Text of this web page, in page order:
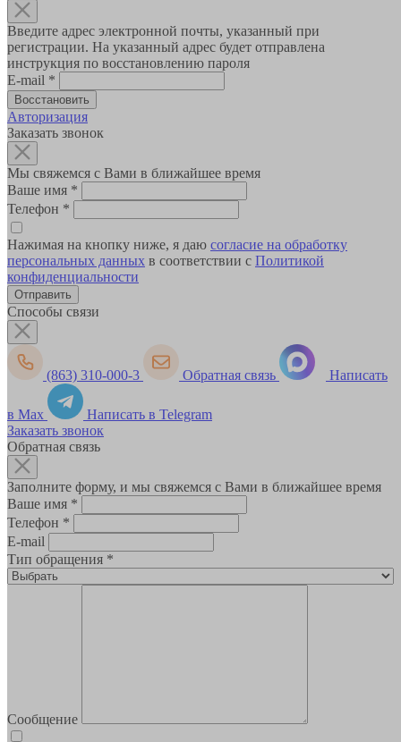
Введите адрес электронной почты, указанный при
регистрации. На указанный адрес будет отправлена
инструкция по восстановлению пароля
E-mail *
Авторизация
Заказать звонок
Мы свяжемся с Вами в ближайшее время
Ваше имя *
Телефон *
Нажимая на кнопку ниже, я даю согласие на обработку
персональных данных в соответствии с Политикой
конфиденциальности
Способы связи
(863) 310-000-3 Обратная связь Написать
в Max
Написать в Telegram
Заказать звонок
Обратная связь
Заполните форму, и мы свяжемся с Вами в ближайшее время
Ваше имя *
Телефон *
E-mail
Тип обращения *
Сообщение